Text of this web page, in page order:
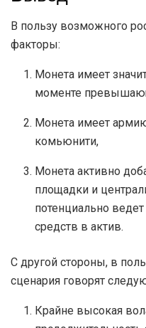
В пользу возможного
факторы:
Монета имеет
моменте
Монета имеет
комьюнити,
Монета активно
площадки и
потенциально
средств в актив.
С другой стороны, в
сценария говорят
Крайне высокая